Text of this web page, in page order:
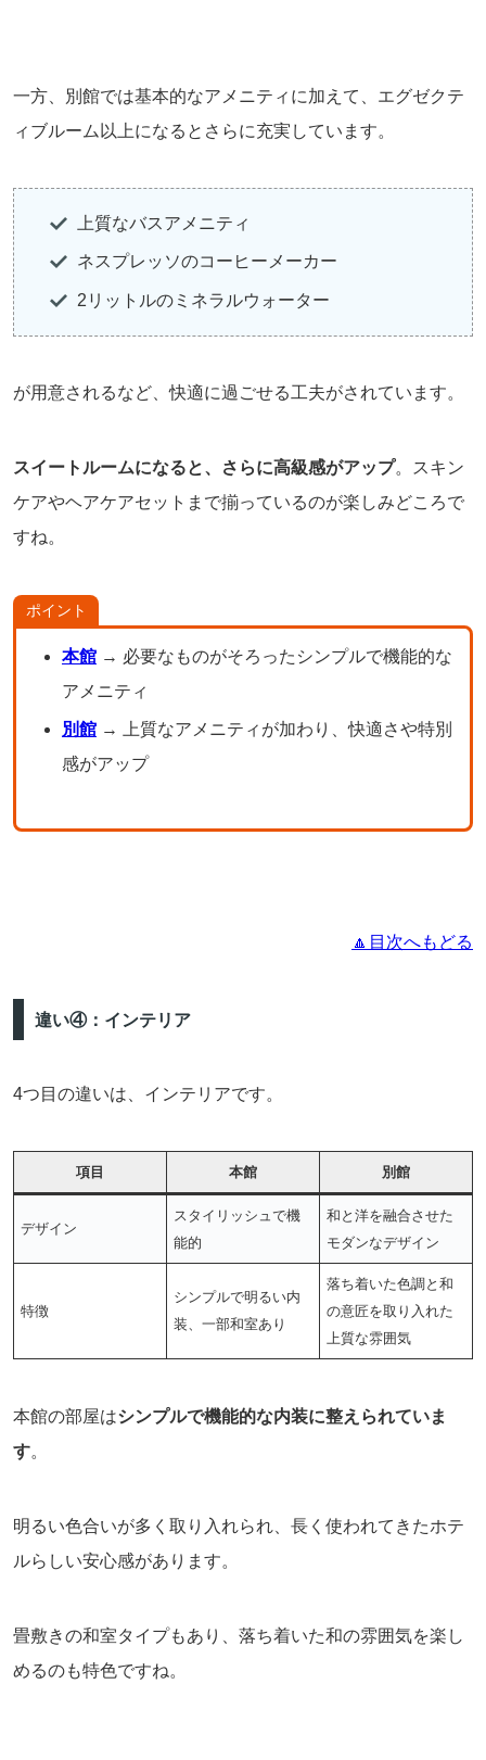
一方、別館では基本的なアメニティに加えて、エグゼクテ
ィブルーム以上になるとさらに充実しています。
上質なバスアメニティ
ネスプレッソのコーヒーメーカー
2リットルのミネラルウォーター
が用意されるなど、快適に過ごせる工夫がされています。
スイートルームになると、さらに高級感がアップ。スキン
ケアやヘアケアセットまで揃っているのが楽しみどころで
すね。
ポイント
本館→ 必要なものがそろったシンプルで機能的な
アメニティ
別館→ 上質なアメニティが加わり、快適さや特別
感がアップ
🔼目次へもどる
違い④：インテリア
4つ目の違いは、インテリアです。
項目 本館 別館
デザイン
スタイリッシュで機
能的
和と洋を融合させた
モダンなデザイン
特徴
シンプルで明るい内
装、一部和室あり
落ち着いた色調と和
の意匠を取り入れた
上質な雰囲気
本館の部屋はシンプルで機能的な内装に整えられていま
す。
明るい色合いが多く取り入れられ、長く使われてきたホテ
ルらしい安心感があります。
畳敷きの和室タイプもあり、落ち着いた和の雰囲気を楽し
めるのも特色ですね。